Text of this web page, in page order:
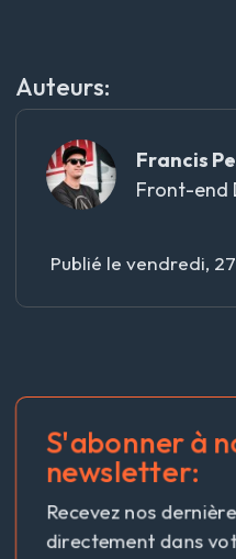
Auteurs:
Francis
Front-end
Publié le vendredi,
S'abonner à
newsletter:
Recevez nos
directement dans